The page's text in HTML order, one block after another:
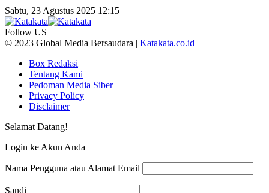
Sabtu, 23 Agustus 2025 12:15
Follow US
© 2023 Global Media Bersaudara | Katakata.co.id
Box Redaksi
Tentang Kami
Pedoman Media Siber
Privacy Policy
Disclaimer
Selamat Datang!
Login ke Akun Anda
Nama Pengguna atau Alamat Email
Sandi